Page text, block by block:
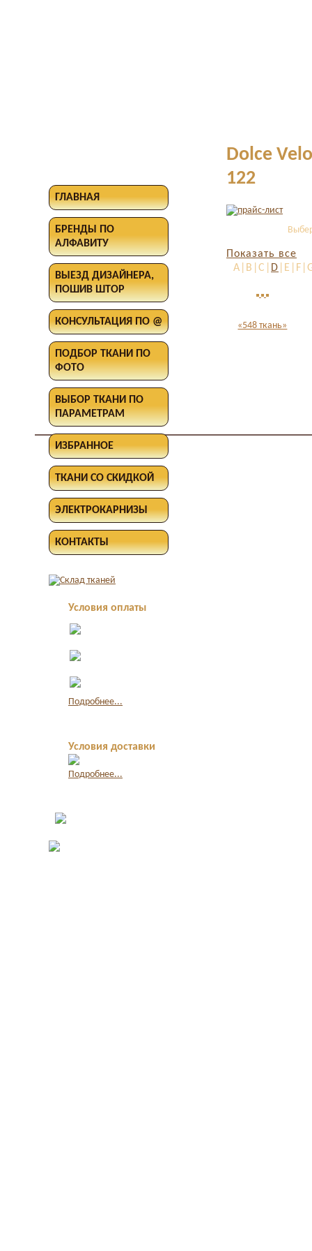
ГЛАВНАЯ
БРЕНДЫ ПО
АЛФАВИТУ
ВЫЕЗД ДИЗАЙНЕРА,
ПОШИВ ШТОР
КОНСУЛЬТАЦИЯ ПО @
ПОДБОР ТКАНИ ПО
ФОТО
ВЫБОР ТКАНИ ПО
ПАРАМЕТРАМ
ИЗБРАННОЕ
ТКАНИ СО СКИДКОЙ
ЭЛЕКТРОКАРНИЗЫ
КОНТАКТЫ
Условия оплаты
Подробнее...
Условия доставки
Подробнее...
Dolce
122
Показать все
A|B|C|
D
«548 ткань»